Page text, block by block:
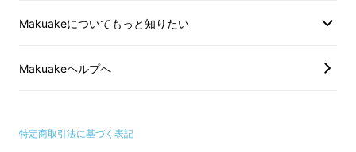
Makuakeについてもっと知りたい
Makuakeヘルプへ
特定商取引法に基づく表記